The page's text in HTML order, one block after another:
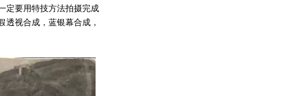
定要用特技方法拍摄完成
透视合成，蓝银幕合成，